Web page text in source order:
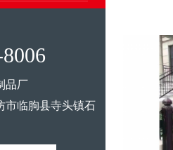
品厂
市临朐县寺头镇石